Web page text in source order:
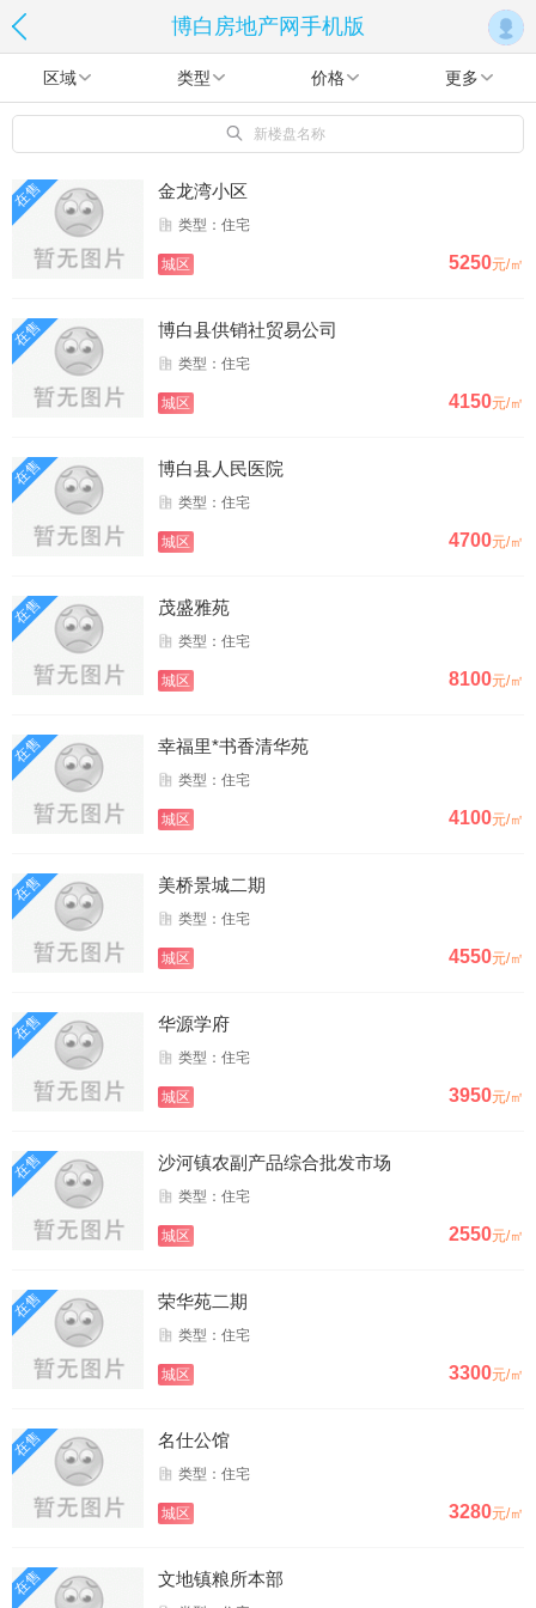
博白房地产网手机版
区域 类型 价格 更多
新楼盘名称
在售 金龙湾小区
类型：住宅
城区 5250元/㎡
在售 博白县供销社贸易公司
类型：住宅
城区 4150元/㎡
在售 博白县人民医院
类型：住宅
城区 4700元/㎡
在售 茂盛雅苑
类型：住宅
城区 8100元/㎡
在售 幸福里*书香清华苑
类型：住宅
城区 4100元/㎡
在售 美桥景城二期
类型：住宅
城区 4550元/㎡
在售 华源学府
类型：住宅
城区 3950元/㎡
在售 沙河镇农副产品综合批发市场
类型：住宅
城区 2550元/㎡
在售 荣华苑二期
类型：住宅
城区 3300元/㎡
在售 名仕公馆
类型：住宅
城区 3280元/㎡
在售 文地镇粮所本部